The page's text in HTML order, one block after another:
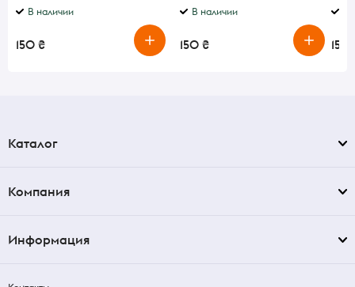
В наличии
150 ₴
В наличии
150 ₴ 150
Каталог
Компания
Информация